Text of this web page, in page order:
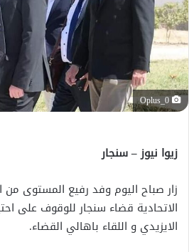
Oplus_0
زيوا نيوز – سنجار
زار صباح اليوم وفد رفيع المستوى من
الاتحادية قضاء سنجار للوقوف على
الايزيدي و اللقاء باهالي القضاء.